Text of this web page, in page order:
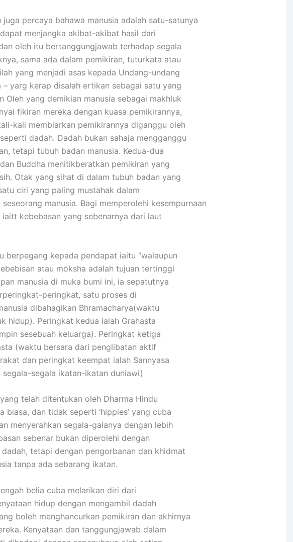
juga percaya bahawa manusia adalah satu-satunya
menjangka akibat-akibat hasil dari
oleh itu bertanggungjawab terhadap segala
sama ada dalam pemikiran, tuturkata atau
yang menjadi asas kepada Undang-undang
– yarg kerap disalah ertikan sebagai satu yang
Oleh yang demikian manusia sebagai makhluk
fikiran mereka dengan kuasa pemikirannya,
kali membiarkan pemikirannya diganggu oleh
dadah. Dadah bukan sahaja mengganggu
tetapi tubuh badan manusia. Kedua-dua
Buddha menitikberatkan pemikiran yang
Otak yang sihat di dalam tubuh badan yang
ciri yang paling mustahak dalam
manusia. Bagi memperolehi kesempurnaan
iaitt kebebasan yang sebenarnya dari laut
berpegang kepada pendapat iaitu “walaupun
atau moksha adalah tujuan tertinggi
manusia di muka bumi ini, ia sepatutnya
peringkat, satu proses di
dibahagikan Bhramacharya(waktu
hidup). Peringkat kedua ialah Grahasta
sesebuah keluarga). Peringkat ketiga
(waktu bersara dari penglibatan aktif
dan peringkat keempat ialah Sannyasa
segala-segala ikatan-ikatan duniawi)
telah ditentukan oleh Dharma Hindu
biasa, dan tidak seperti ‘hippies’ yang cuba
menyerahkan segala-galanya dengan lebih
sebenar bukan diperolehi dengan
dadah, tetapi dengan pengorbanan dan khidmat
tanpa ada sebarang ikatan.
belia cuba melarikan diri dari
hidup dengan mengambil dadah
boleh menghancurkan pemikiran dan akhirnya
Kenyataan dan tanggungjawab dalam